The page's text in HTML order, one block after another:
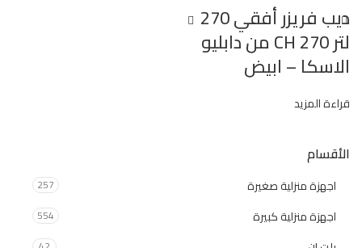
الأقسام
اجهزة منزلية صغيرة 257
اجهزة منزلية كبيرة 554
ديب فريزر أفقي 270
لتر CH 270 من دابليو
الاسكا – ابيض
قراءة المزيد